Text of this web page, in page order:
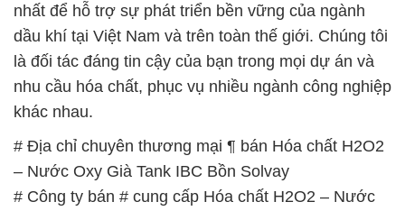
nhất để hỗ trợ sự phát triển bền vững của ngành
dầu khí tại Việt Nam và trên toàn thế giới. Chúng tôi
là đối tác đáng tin cậy của bạn trong mọi dự án và
nhu cầu hóa chất, phục vụ nhiều ngành công nghiệp
khác nhau.
# Địa chỉ chuyên thương mại ¶ bán Hóa chất H2O2
– Nước Oxy Già Tank IBC Bồn Solvay
# Công ty bán # cung cấp Hóa chất H2O2 – Nước